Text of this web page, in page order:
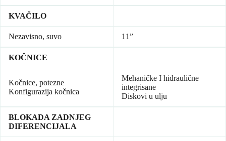
KVAČILO
Nezavisno, suvo 11”
KOČNICE
Kočnice, potezne
Konfigurazija kočnica
Mehaničke I hidraulične
integrisane
Diskovi u ulju
BLOKADA ZADNJEG
DIFERENCIJALA